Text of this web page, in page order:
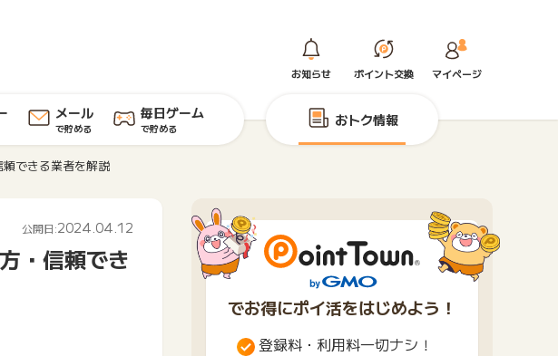
お知らせ ポイント交換 マイページ
メール
で貯める
毎日ゲーム
で貯める おトク情報
できる業者を解説
公開日:2024.04.12
・信頼でき
でお得にポイ活をはじめよう！
登録料・利用料一切ナシ！